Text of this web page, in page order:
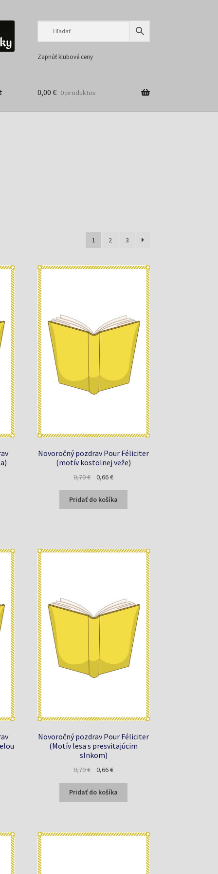
Zapnúť klubové ceny
0,00 € 0 produktov
1 2 3
Novoročný pozdrav Pour Féliciter
(motív kostolnej veže)
0,70€
Pôvodná
bola:
0,70 €.
0,66€Aktuálna
je:
0,66 €.
Pridať do košíka
Novoročný pozdrav Pour Féliciter
(Motív lesa s presvitajúcim
slnkom)
0,70€
Pôvodná
bola:
0,70 €.
0,66€Aktuálna
je:
0,66 €.
Pridať do košíka